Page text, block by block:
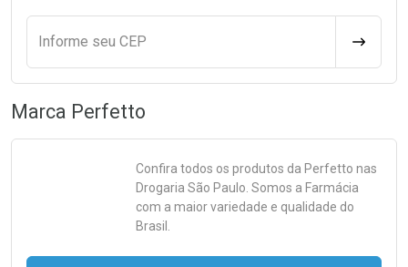
Informe seu CEP
Marca Perfetto
Confira todos os produtos da Perfetto nas
Drogaria São Paulo. Somos a Farmácia
com a maior variedade e qualidade do
Brasil.